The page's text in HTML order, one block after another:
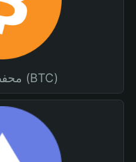
محفظة بيتكوين (BTC)